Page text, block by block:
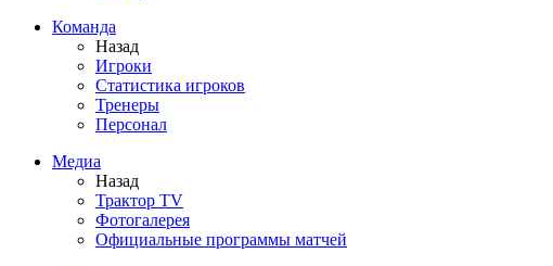
Команда
Назад
Игроки
Статистика игроков
Тренеры
Персонал
Медиа
Назад
Трактор TV
Фотогалерея
Официальные программы матчей